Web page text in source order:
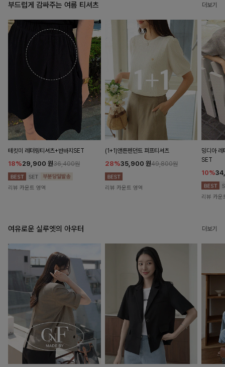
부드럽게 감싸주는 여름 티셔츠 더보기
테킷미 레터링티셔츠+반바지SET
18%29,900 원36,400원
리뷰 카운트 영역
(1+1)앤튼펜던트 퍼프티셔츠
28%35,900 원49,800원
리뷰 카운트 영역
밍디아 레
SET
10%
리뷰 카운
여유로운 실루엣의 아우터 더보기